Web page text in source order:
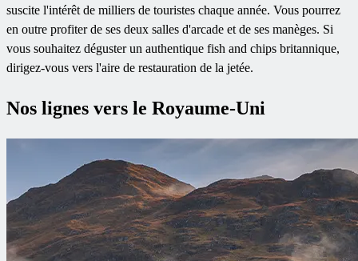
suscite l'intérêt de milliers de touristes chaque année. Vous pourrez
en outre profiter de ses deux salles d'arcade et de ses manèges. Si
vous souhaitez déguster un authentique fish and chips britannique,
dirigez-vous vers l'aire de restauration de la jetée.
Nos lignes vers le Royaume-Uni